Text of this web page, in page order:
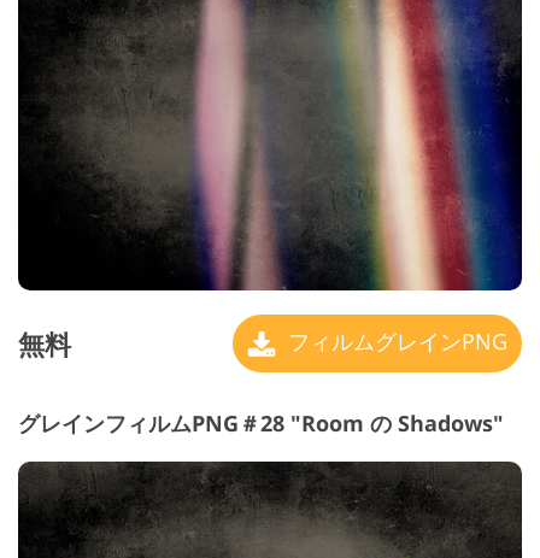
無料 フィルムグレインPNG
グレインフィルムPNG＃28 "Room の Shadows"